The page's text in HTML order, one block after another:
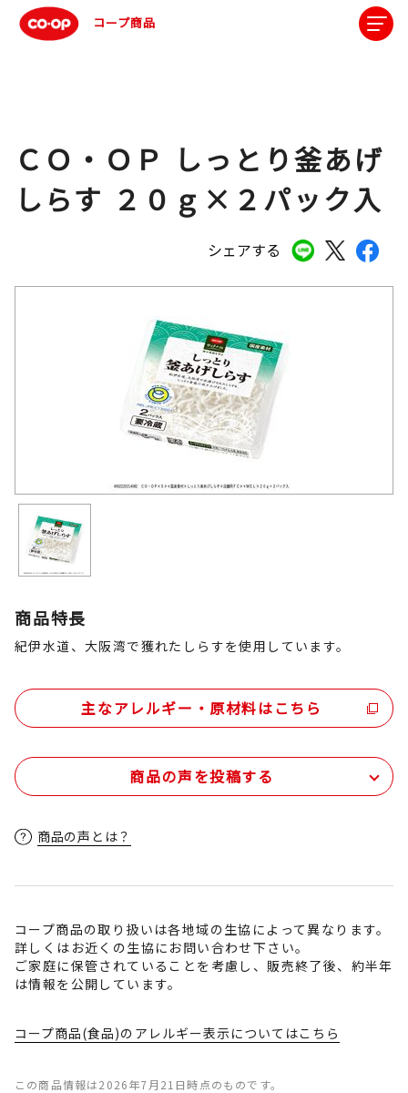
コープ商品
シェアする
ＣＯ・ＯＰ しっとり釜あげ
しらす ２０ｇ×２パック入
商品特長
紀伊水道、大阪湾で獲れたしらすを使用しています。
主なアレルギー・原材料はこちら
商品の声を投稿する
商品の声とは？
コープ商品の取り扱いは各地域の生協によって異なります。
詳しくはお近くの生協にお問い合わせ下さい。
ご家庭に保管されていることを考慮し、販売終了後、約半年
は情報を公開しています。
コープ商品(食品)のアレルギー表示についてはこちら
この商品情報は2026年7月21日時点のものです。